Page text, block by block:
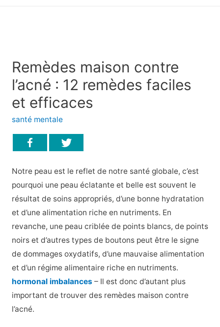
Remèdes maison contre
l’acné : 12 remèdes faciles
et efficaces
santé mentale
Notre peau est le reflet de notre santé globale, c’est
pourquoi une peau éclatante et belle est souvent le
résultat de soins appropriés, d’une bonne hydratation
et d’une alimentation riche en nutriments. En
revanche, une peau criblée de points blancs, de points
noirs et d’autres types de boutons peut être le signe
de dommages oxydatifs, d’une mauvaise alimentation
et d’un régime alimentaire riche en nutriments.
hormonal imbalances– Il est donc d’autant plus
important de trouver des remèdes maison contre
l’acné.